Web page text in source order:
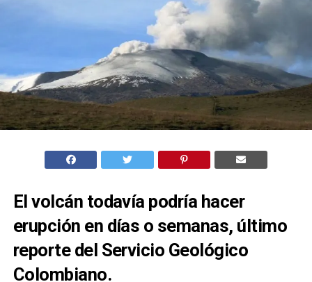
El volcán todavía podría hacer
erupción en días o semanas, último
reporte del Servicio Geológico
Colombiano.